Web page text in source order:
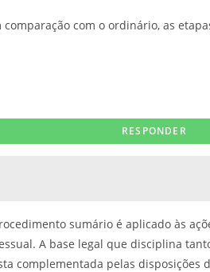
com o ordinário, as
sumário é aplicado às
A base legal que disciplina
complementada pelas disposições